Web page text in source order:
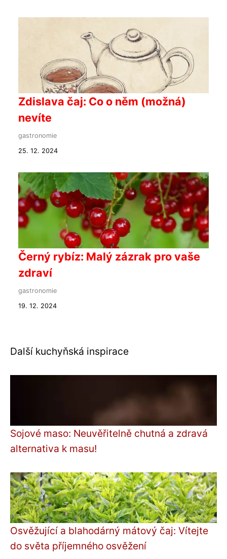
Zdislava čaj: Co o něm (možná)
nevíte
gastronomie
25. 12. 2024
Černý rybíz: Malý zázrak pro vaše
zdraví
gastronomie
19. 12. 2024
Další kuchyňská inspirace
Sojové maso: Neuvěřitelně chutná a zdravá
alternativa k masu!
Osvěžující a blahodárný mátový čaj: Vítejte
do světa příjemného osvěžení